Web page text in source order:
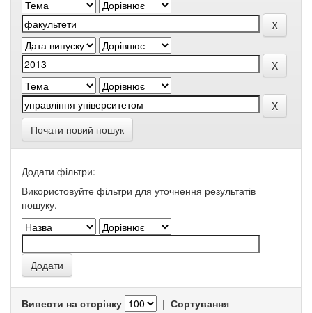
Почати новий пошук
Додати фільтри:
Використовуйте фільтри для уточнення результатів
пошуку.
Вивести на сторінку | Сортування